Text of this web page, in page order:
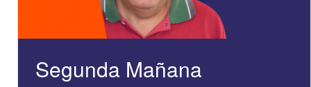
Segunda Mañana